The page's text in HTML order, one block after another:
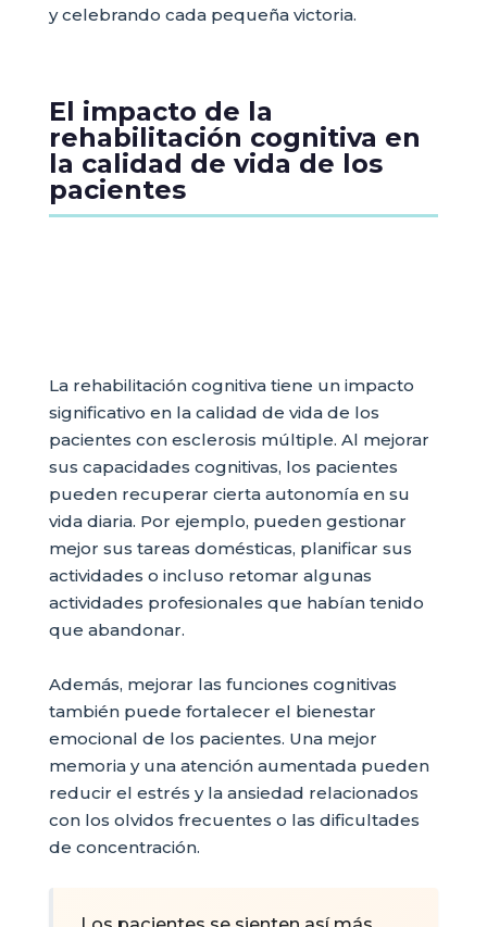
y celebrando cada pequeña victoria.
El impacto de la
rehabilitación cognitiva en
la calidad de vida de los
pacientes
La rehabilitación cognitiva tiene un impacto
significativo en la calidad de vida de los
pacientes con esclerosis múltiple. Al mejorar
sus capacidades cognitivas, los pacientes
pueden recuperar cierta autonomía en su
vida diaria. Por ejemplo, pueden gestionar
mejor sus tareas domésticas, planificar sus
actividades o incluso retomar algunas
actividades profesionales que habían tenido
que abandonar.
Además, mejorar las funciones cognitivas
también puede fortalecer el bienestar
emocional de los pacientes. Una mejor
memoria y una atención aumentada pueden
reducir el estrés y la ansiedad relacionados
con los olvidos frecuentes o las dificultades
de concentración.